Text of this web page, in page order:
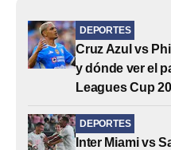
DEPORTES
Cruz Azul vs
y dónde ver el
Leagues Cup
DEPORTES
Inter Miami vs